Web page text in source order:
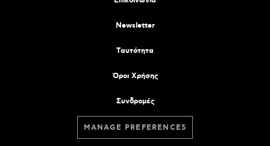
Newsletter
Tαυτότητα
Όροι Χρήσης
Συνδρομές
MANAGE PREFERENCES